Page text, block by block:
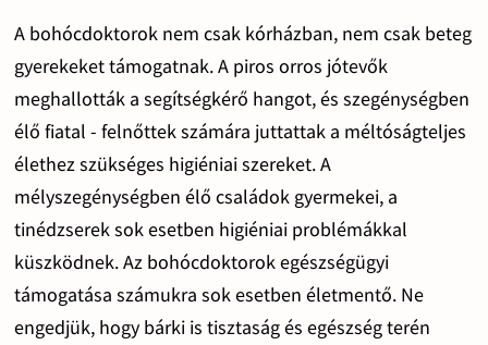
A bohócdoktorok nem csak kórházban, nem csak beteg
gyerekeket támogatnak. A piros orros jótevők
meghallották a segítségkérő hangot, és szegénységben
élő fiatal - felnőttek számára juttattak a méltóságteljes
élethez szükséges higiéniai szereket. A
mélyszegénységben élő családok gyermekei, a
tinédzserek sok esetben higiéniai problémákkal
küszködnek. Az bohócdoktorok egészségügyi
támogatása számukra sok esetben életmentő. Ne
engedjük, hogy bárki is tisztaság és egészség terén